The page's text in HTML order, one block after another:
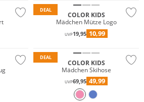
DEAL
COLOR KIDS
Mädchen Mütze Logo
UVP19,95 10,99
DEAL
Wasserfest
COLOR KIDS
Mädchen Skihose
UVP69,95 49,99